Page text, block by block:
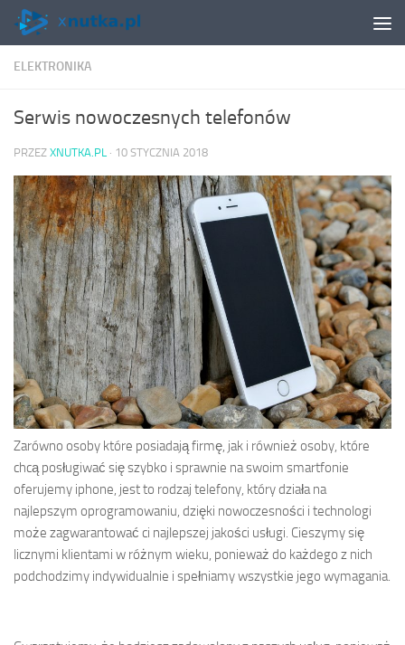
Skip to content
ELEKTRONIKA
Serwis nowoczesnych telefonów
PRZEZ XNUTKA.PL · 10 STYCZNIA 2018
Zarówno osoby które posiadają firmę, jak i również osoby, które
chcą posługiwać się szybko i sprawnie na swoim smartfonie
oferujemy iphone, jest to rodzaj telefony, który działa na
najlepszym oprogramowaniu, dzięki nowoczesności i technologi
może zagwarantować ci najlepszej jakości usługi. Cieszymy się
licznymi klientami w różnym wieku, ponieważ do każdego z nich
podchodzimy indywidualnie i spełniamy wszystkie jego wymagania.